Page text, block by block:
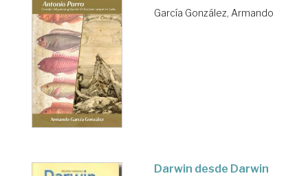
García González, Armando
Darwin desde Darwin